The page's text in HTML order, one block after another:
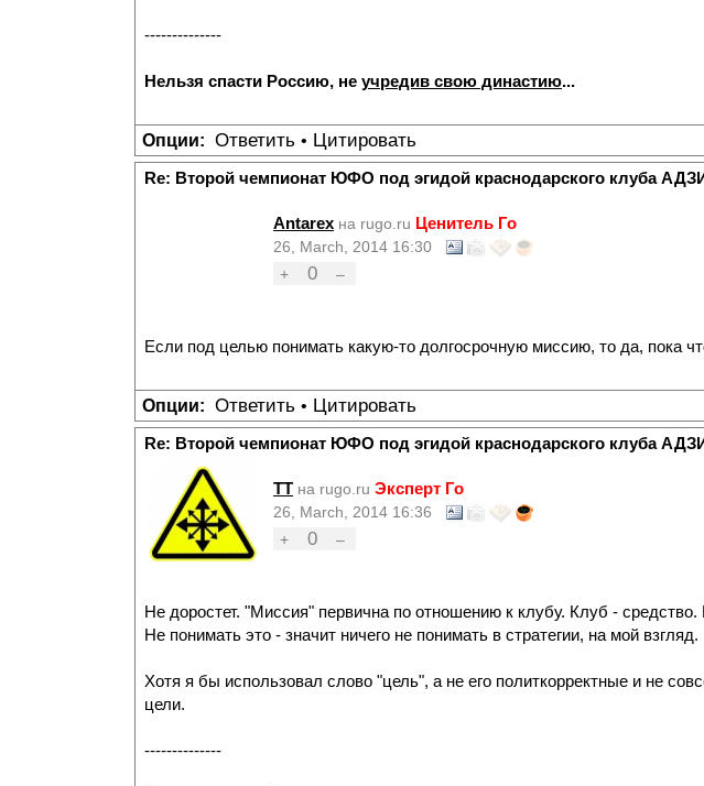
--------------
Нельзя спасти Россию, не учредив свою династию...
Опции: Ответить • Цитировать
Re: Второй чемпионат ЮФО под эгидой краснодарского клуба
Antarex на rugo.ru Ценитель Го
26, March, 2014 16:30
+
0 –
Если под целью понимать какую-то долгосрочную миссию, то да, пока
Опции: Ответить • Цитировать
Re: Второй чемпионат ЮФО под эгидой краснодарского клуба
TT на rugo.ru Эксперт Го
26, March, 2014 16:36
+
0 –
Не доростет. "Миссия" первична по отношению к клубу. Клуб -
Не понимать это - значит ничего не понимать в стратегии, на мой взгляд.
Хотя я бы использовал слово "цель", а не его политкорректные и не
цели.
--------------